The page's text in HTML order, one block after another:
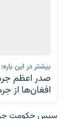
بیشتر در این باره:
صدر اعظم
افغان‌ها از
سپس حکومت